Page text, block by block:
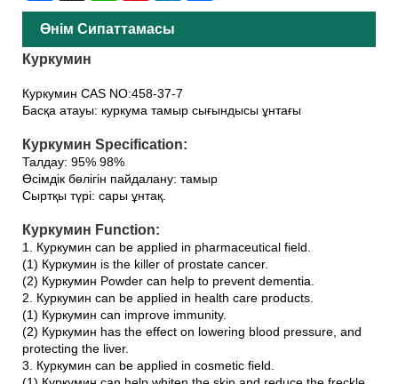
Өнім Сипаттамасы
Куркумин
Куркумин CAS NO:458-37-7
Басқа атауы: куркума тамыр сығындысы ұнтағы
Куркумин Specification:
Талдау: 95% 98%
Өсімдік бөлігін пайдалану: тамыр
Сыртқы түрі: сары ұнтақ.
Куркумин Function:
1. Куркумин can be applied in pharmaceutical field.
(1) Куркумин is the killer of prostate cancer.
(2) Куркумин Powder can help to prevent dementia.
2. Куркумин can be applied in health care products.
(1) Куркумин can improve immunity.
(2) Куркумин has the effect on lowering blood pressure, and
protecting the liver.
3. Куркумин can be applied in cosmetic field.